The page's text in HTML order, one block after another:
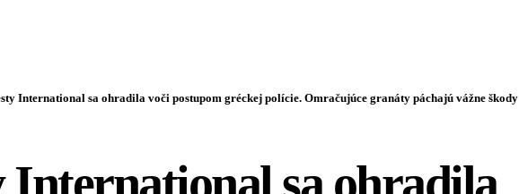
International sa ohradila voči postupom gréckej polície. Omračujúce granáty páchajú vážne škody